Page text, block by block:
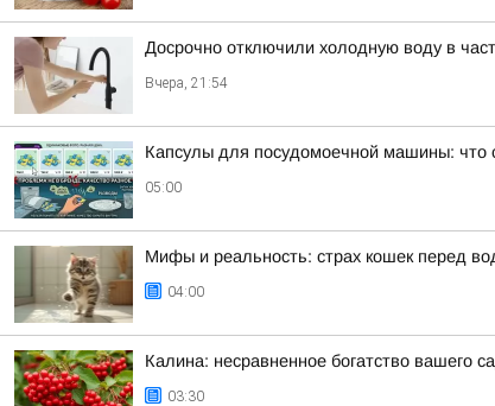
Досрочно отключили холодную воду в
Вчера, 21:54
Капсулы для посудомоечной машины: что
05:00
Мифы и реальность: страх кошек перед
04:00
Калина: несравненное богатство вашего
03:30